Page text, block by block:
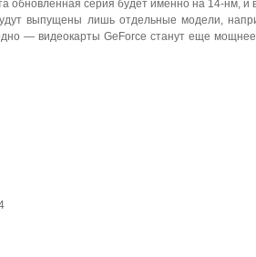
обновленная серия будет именно на 14-нм, и
выпущены лишь отдельные модели,
— видеокарты GeForce станут еще